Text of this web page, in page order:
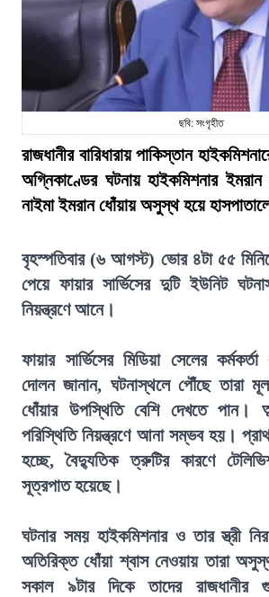
ছবি: সংগৃহীত
রাজধানীর বারিধারায় পাকিস্তান
অগ্নিকাণ্ডের ঘটনায় হাইকমিশনার ইমরান
নাইমা ইমরান ধোঁয়ায় অসুস্থ হয়ে
বৃহস্পতিবার (৬ আগস্ট) ভোর ৪টা ৫৫
পেয়ে ফায়ার সার্ভিসের দুটি ইউনিট
নিয়ন্ত্রণে আনে।
ফায়ার সার্ভিসের মিডিয়া সেলের
দোলন জানান, ঘটনাস্থলে পৌঁছে তারা
ধোঁয়ার উপস্থিতি বেশি দেখতে পান।
পরিস্থিতি নিয়ন্ত্রণে আনা সম্ভব হয়।
হচ্ছে, বৈদ্যুতিক ত্রুটির কারণে
সূত্রপাত হয়েছে।
ঘটনার সময় হাইকমিশনার ও তার স্ত্রী
অতিরিক্ত ধোঁয়া শ্বাস নেওয়ায় তারা
সকাল ৯টার দিকে তাদের রাজধানীর